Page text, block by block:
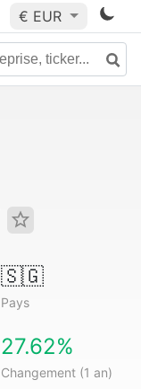
€ EUR
🇸🇬
Pays
27.62%
Changement (1 an)